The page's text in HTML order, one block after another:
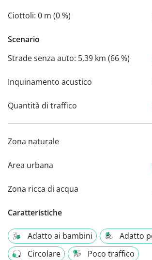
Ciottoli: 0 m (0 %)
Scenario
Strade senza auto: 5,39 km (66 %)
Inquinamento acustico
Quantità di traffico
Zona naturale
Area urbana
Zona ricca di acqua
Caratteristiche
Adatto ai bambini
Adatto
Circolare
Poco traffico